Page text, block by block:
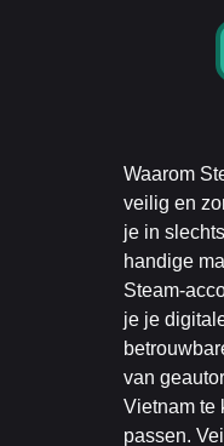
Waarom
veilig en
je in
handige
Steam-
je je
van
Vietnam te
passen.